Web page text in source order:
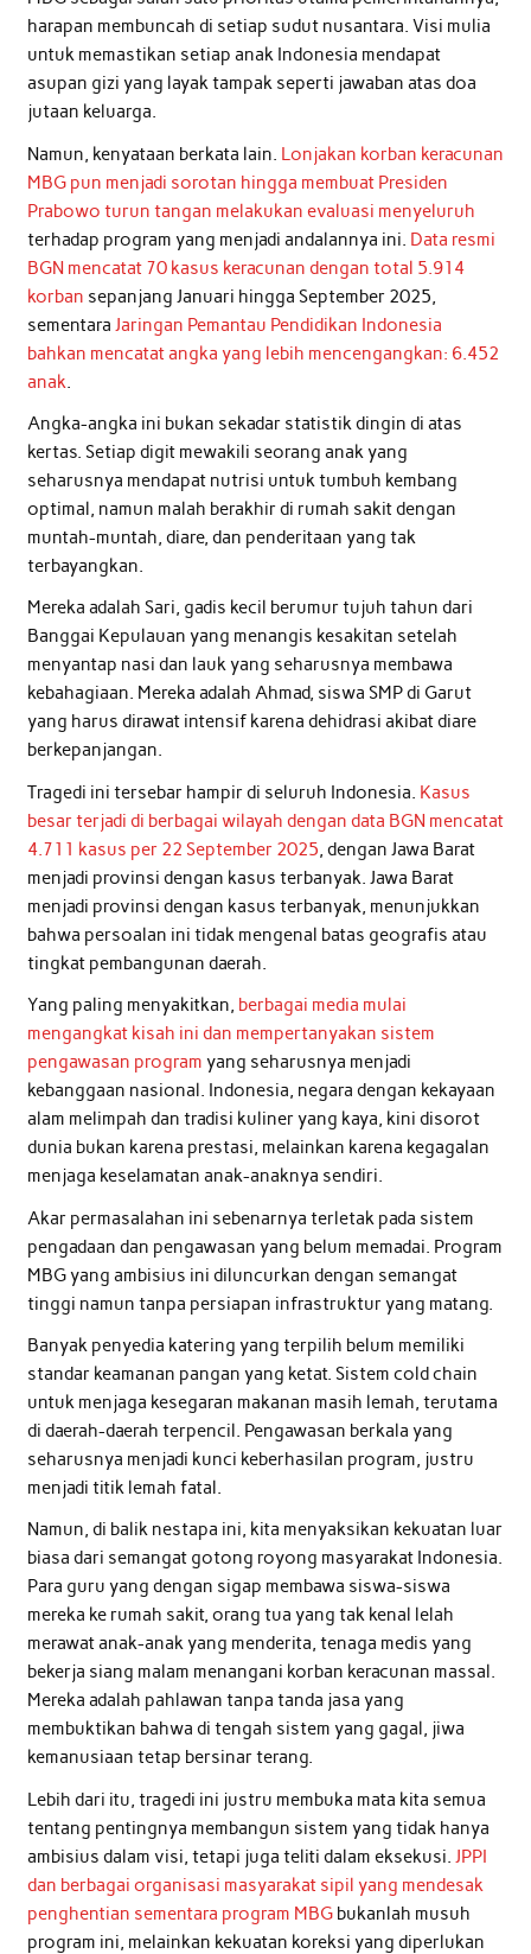
harapan membuncah di setiap sudut nusantara. Visi mulia
untuk memastikan setiap anak Indonesia mendapat
asupan gizi yang layak tampak seperti jawaban atas doa
jutaan keluarga.
Namun, kenyataan berkata lain. Lonjakan korban keracunan
MBG pun menjadi sorotan hingga membuat Presiden
Prabowo turun tangan melakukan evaluasi menyeluruh
terhadap program yang menjadi andalannya ini. Data resmi
BGN mencatat 70 kasus keracunan dengan total 5.914
korban sepanjang Januari hingga September 2025,
sementara Jaringan Pemantau Pendidikan Indonesia
bahkan mencatat angka yang lebih mencengangkan: 6.452
anak
Angka-angka ini bukan sekadar statistik dingin di atas
kertas. Setiap digit mewakili seorang anak yang
seharusnya mendapat nutrisi untuk tumbuh kembang
optimal, namun malah berakhir di rumah sakit dengan
muntah-muntah, diare, dan penderitaan yang tak
terbayangkan.
Mereka adalah Sari, gadis kecil berumur tujuh tahun dari
Banggai Kepulauan yang menangis kesakitan setelah
menyantap nasi dan lauk yang seharusnya membawa
kebahagiaan. Mereka adalah Ahmad, siswa SMP di Garut
yang harus dirawat intensif karena dehidrasi akibat diare
berkepanjangan.
Tragedi ini tersebar hampir di seluruh Indonesia. Kasus
besar terjadi di berbagai wilayah dengan data BGN mencatat
4.711 kasus per 22 September 2025, dengan Jawa Barat
menjadi provinsi dengan kasus terbanyak. Jawa Barat
menjadi provinsi dengan kasus terbanyak, menunjukkan
bahwa persoalan ini tidak mengenal batas geografis atau
tingkat pembangunan daerah.
Yang paling menyakitkan, berbagai media mulai
mengangkat kisah ini dan mempertanyakan sistem
pengawasan program yang seharusnya menjadi
kebanggaan nasional. Indonesia, negara dengan kekayaan
alam melimpah dan tradisi kuliner yang kaya, kini disorot
dunia bukan karena prestasi, melainkan karena kegagalan
menjaga keselamatan anak-anaknya sendiri.
Akar permasalahan ini sebenarnya terletak pada sistem
pengadaan dan pengawasan yang belum memadai. Program
MBG yang ambisius ini diluncurkan dengan semangat
tinggi namun tanpa persiapan infrastruktur yang matang.
Banyak penyedia katering yang terpilih belum memiliki
standar keamanan pangan yang ketat. Sistem cold chain
untuk menjaga kesegaran makanan masih lemah, terutama
di daerah-daerah terpencil. Pengawasan berkala yang
seharusnya menjadi kunci keberhasilan program, justru
menjadi titik lemah fatal.
Namun, di balik nestapa ini, kita menyaksikan kekuatan luar
biasa dari semangat gotong royong masyarakat Indonesia.
Para guru yang dengan sigap membawa siswa-siswa
mereka ke rumah sakit, orang tua yang tak kenal lelah
merawat anak-anak yang menderita, tenaga medis yang
bekerja siang malam menangani korban keracunan massal.
Mereka adalah pahlawan tanpa tanda jasa yang
membuktikan bahwa di tengah sistem yang gagal, jiwa
kemanusiaan tetap bersinar terang.
Lebih dari itu, tragedi ini justru membuka mata kita semua
tentang pentingnya membangun sistem yang tidak hanya
ambisius dalam visi, tetapi juga teliti dalam eksekusi. JPPI
dan berbagai organisasi masyarakat sipil yang mendesak
penghentian sementara program MBGbukanlah musuh
program ini, melainkan kekuatan koreksi yang diperlukan